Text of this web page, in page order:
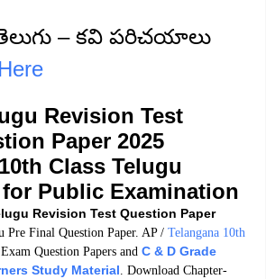
– కవి పరిచయాలు
Revision Test
Paper 2025
Class Telugu
Public Examination
Revision Test Question Paper
Pre Final Question Paper. AP / Telangana 10th
Question Papers and C & D Grade
Study Material. Download Chapter-